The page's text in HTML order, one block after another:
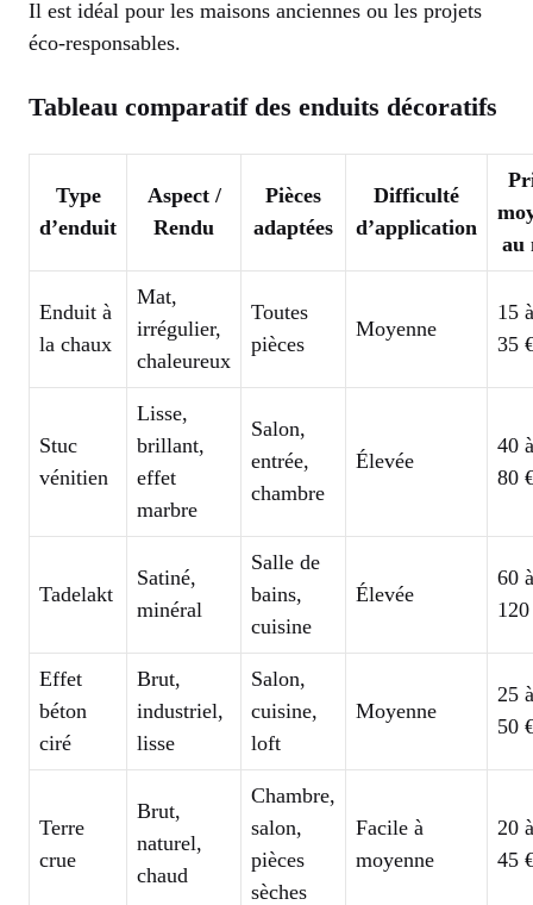
Il est idéal pour les maisons anciennes ou les projets
éco-responsables.
Tableau comparatif des enduits décoratifs
Type
d’enduit
Aspect /
Rendu
Pièces
adaptées
Difficulté
d’application
au
Enduit à
la chaux
Mat,
irrégulier,
chaleureux
Toutes
pièces
Moyenne
15 à
35
Stuc
vénitien
Lisse,
brillant,
effet
marbre
Salon,
entrée,
chambre
Élevée
40 à
80
Tadelakt
Satiné,
minéral
Salle de
bains,
cuisine
Élevée
60 à
Effet
béton
ciré
Brut,
industriel,
lisse
Salon,
cuisine,
loft
Moyenne
25 à
50
Terre
crue
Brut,
naturel,
chaud
Chambre,
salon,
pièces
sèches
Facile à
moyenne
20 à
45